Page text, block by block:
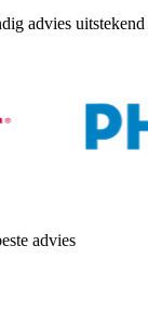
advies uitstekend
advies